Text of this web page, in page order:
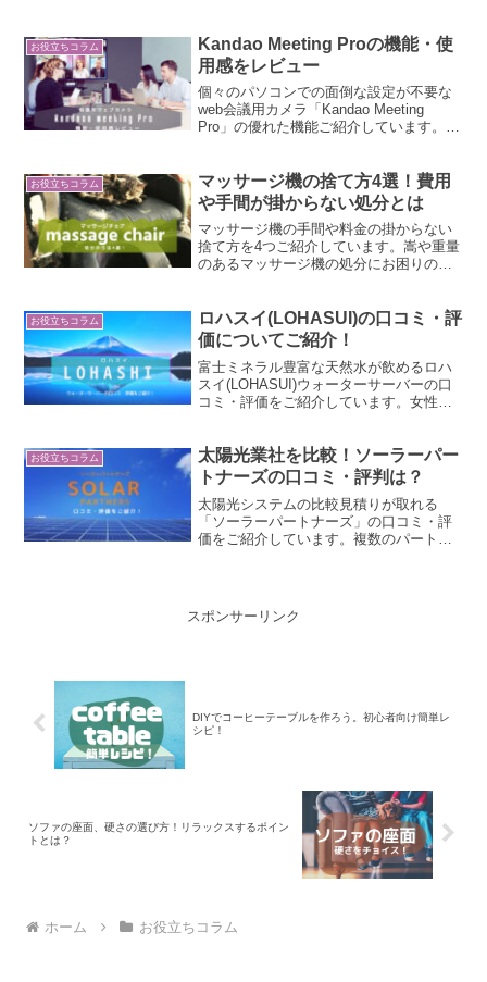
理解を深めましょう！
お役立ちコラム
Kandao Meeting Proの機能・使
用感をレビュー
個々のパソコンでの面倒な設定が不要な
web会議用カメラ「Kandao Meeting
Pro」の優れた機能ご紹介しています。会
是非参考にご覧下さいね！
お役立ちコラム
マッサージ機の捨て方4選！費用
や手間が掛からない処分とは
マッサージ機の手間や料金の掛からない
捨て方を4つご紹介しています。嵩や重量
のあるマッサージ機の処分にお困りの際
すので、こちらもご検討下さい。
お役立ちコラム
ロハスイ(LOHASUI)の口コミ・評
価についてご紹介！
富士ミネラル豊富な天然水が飲めるロハ
スイ(LOHASUI)ウォーターサーバーの口
コミ・評価をご紹介しています。女性に
お役立ちコラム
太陽光業社を比較！ソーラーパー
トナーズの口コミ・評判は？
太陽光システムの比較見積りが取れる
「ソーラーパートナーズ」の口コミ・評
価をご紹介しています。複数のパートナ
スポンサーリンク
DIYでコーヒーテーブルを作ろう。初心者向け簡単レ
シピ！
ソファの座面、硬さの選び方！リラックスするポイン
トとは？
ホーム お役立ちコラム